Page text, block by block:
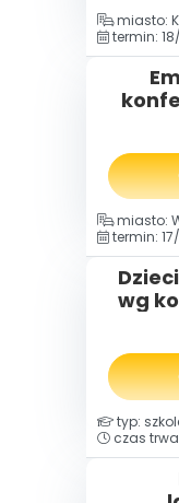
miasto:
termin:
(2
miasto:
termin:
wg
typ:
czas